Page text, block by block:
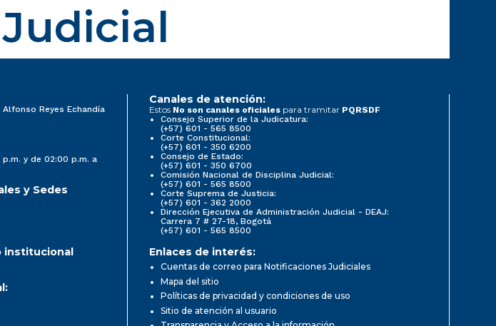
Reyes Echandía
y de 02:00 p.m. a
y Sedes
Canales de atención:
Estos No son canales oficiales para tramitar PQRSDF
Consejo Superior de la Judicatura:
(+57) 601 - 565 8500
Corte Constitucional:
(+57) 601 - 350 6200
Consejo de Estado:
(+57) 601 - 350 6700
Comisión Nacional de Disciplina Judicial:
(+57) 601 - 565 8500
Corte Suprema de Justicia:
(+57) 601 - 362 2000
Dirección Ejecutiva de Administración Judicial - DEAJ:
Carrera 7 # 27-18, Bogotá
(+57) 601 - 565 8500
institucional Enlaces de interés:
Cuentas de correo para Notificaciones Judiciales
Mapa del sitio
Políticas de privacidad y condiciones de uso
Sitio de atención al usuario